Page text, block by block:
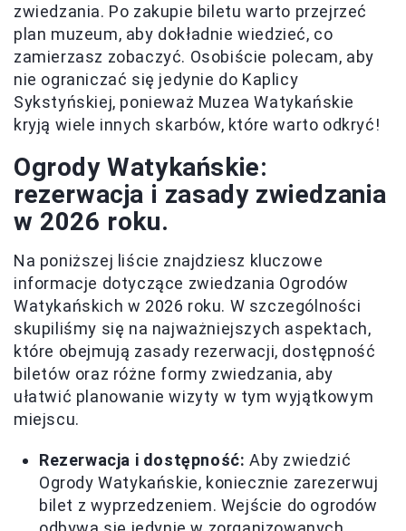
zwiedzania. Po zakupie biletu warto przejrzeć
plan muzeum, aby dokładnie wiedzieć, co
zamierzasz zobaczyć. Osobiście polecam, aby
nie ograniczać się jedynie do Kaplicy
Sykstyńskiej, ponieważ Muzea Watykańskie
kryją wiele innych skarbów, które warto odkryć!
Ogrody Watykańskie:
rezerwacja i zasady zwiedzania
w 2026 roku.
Na poniższej liście znajdziesz kluczowe
informacje dotyczące zwiedzania Ogrodów
Watykańskich w 2026 roku. W szczególności
skupiliśmy się na najważniejszych aspektach,
które obejmują zasady rezerwacji, dostępność
biletów oraz różne formy zwiedzania, aby
ułatwić planowanie wizyty w tym wyjątkowym
miejscu.
Rezerwacja i dostępność: Aby zwiedzić
Ogrody Watykańskie, koniecznie zarezerwuj
bilet z wyprzedzeniem. Wejście do ogrodów